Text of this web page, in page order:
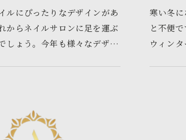
ルにぴったりなデザインがあ
からネイルサロンに足を運ぶ
しょう。今年も様々なデザイ
寒い冬
と不便
ウィン